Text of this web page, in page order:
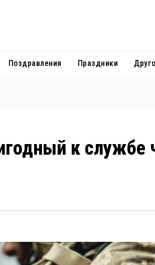
Поздравления Праздники
к службе